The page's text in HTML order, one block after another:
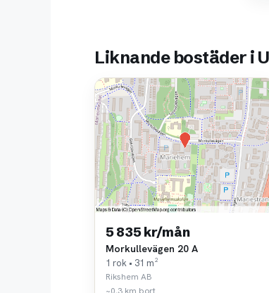
Liknande bostäder i
5 835 kr/mån
Morkullevägen 20 A
1 rok • 31 m²
Rikshem AB